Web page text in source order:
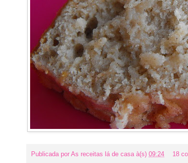
Publicada por As receitas lá de casa à(s) 09:24
18